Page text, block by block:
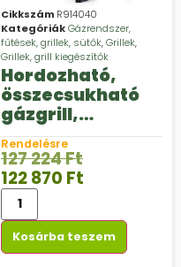
Cikkszám R914040
KategóriákGázrendszer,
fűtések, grillek, sütők,Grillek,
Grillek, grill kiegészítők
Hordozható,
összecsukható
gázgrill,
NomadiQ Gas
BBQ Modell 3.0
Rendelésre
127 224Ft
122 870 Ft
Kosárba teszem